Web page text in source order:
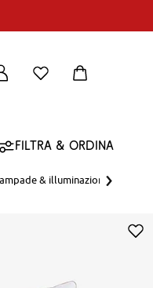
Filtra & ordina
& illuminazione›